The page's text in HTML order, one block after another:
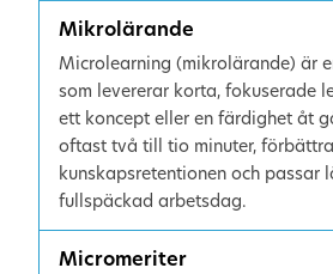
Mikrolärande
Microlearning (mikrolärande) är
som levererar korta, fokuserade
ett koncept eller en färdighet åt
oftast två till tio minuter,
kunskapsretentionen och passar
fullspäckad arbetsdag.
Micromeriter